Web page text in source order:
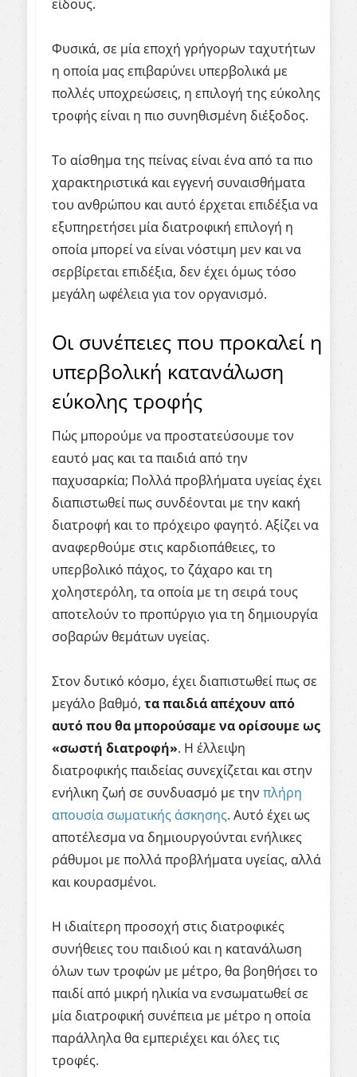
είδους.
Φυσικά, σε μία εποχή γρήγορων ταχυτήτων
η οποία μας επιβαρύνει υπερβολικά με
πολλές υποχρεώσεις, η επιλογή της εύκολης
τροφής είναι η πιο συνηθισμένη διέξοδος.
Το αίσθημα της πείνας είναι ένα από τα πιο
χαρακτηριστικά και εγγενή συναισθήματα
του ανθρώπου και αυτό έρχεται επιδέξια να
εξυπηρετήσει μία διατροφική επιλογή η
οποία μπορεί να είναι νόστιμη μεν και να
σερβίρεται επιδέξια, δεν έχει όμως τόσο
μεγάλη ωφέλεια για τον οργανισμό.
Οι συνέπειες που προκαλεί η
υπερβολική κατανάλωση
εύκολης τροφής
Πώς μπορούμε να προστατεύσουμε τον
εαυτό μας και τα παιδιά από την
παχυσαρκία; Πολλά προβλήματα υγείας έχει
διαπιστωθεί πως συνδέονται με την κακή
διατροφή και το πρόχειρο φαγητό. Αξίζει να
αναφερθούμε στις καρδιοπάθειες, το
υπερβολικό πάχος, το ζάχαρο και τη
χοληστερόλη, τα οποία με τη σειρά τους
αποτελούν το προπύργιο για τη δημιουργία
σοβαρών θεμάτων υγείας.
Στον δυτικό κόσμο, έχει διαπιστωθεί πως σε
μεγάλο βαθμό, τα παιδιά απέχουν από
αυτό που θα μπορούσαμε να ορίσουμε ως
«σωστή διατροφή». Η έλλειψη
διατροφικής παιδείας συνεχίζεται και στην
ενήλικη ζωή σε συνδυασμό με την πλήρη
απουσία σωματικής άσκησης. Αυτό έχει ως
αποτέλεσμα να δημιουργούνται ενήλικες
ράθυμοι με πολλά προβλήματα υγείας, αλλά
και κουρασμένοι.
Η ιδιαίτερη προσοχή στις διατροφικές
συνήθειες του παιδιού και η κατανάλωση
όλων των τροφών με μέτρο, θα βοηθήσει το
παιδί από μικρή ηλικία να ενσωματωθεί σε
μία διατροφική συνέπεια με μέτρο η οποία
παράλληλα θα εμπεριέχει και όλες τις
τροφές.